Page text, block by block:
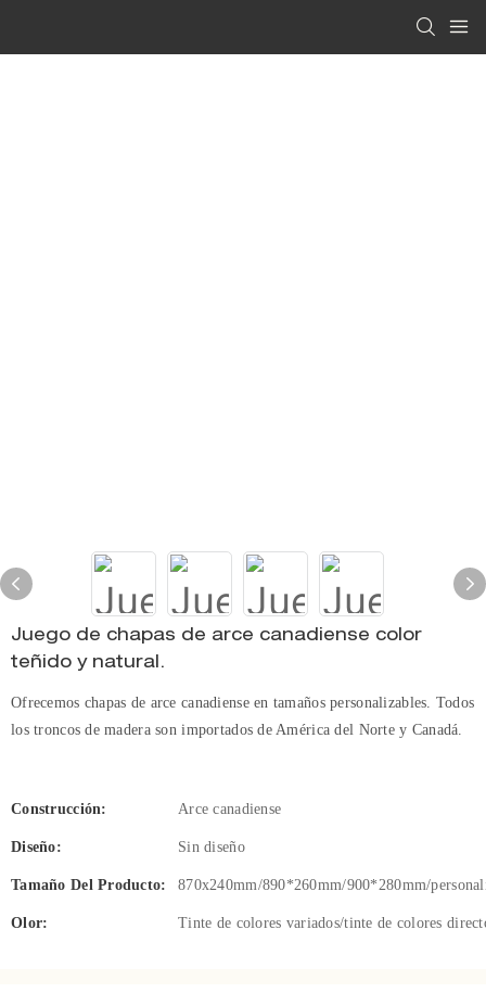
Juego de chapas de arce canadiense color
teñido y natural.
Ofrecemos chapas de arce canadiense en tamaños personalizables. Todos
los troncos de madera son importados de América del Norte y Canadá.
Construcción: Arce canadiense
Diseño: Sin diseño
Tamaño Del Producto: 870x240mm/890*260mm/900*280mm/
Olor: Tinte de colores variados/tinte de colores